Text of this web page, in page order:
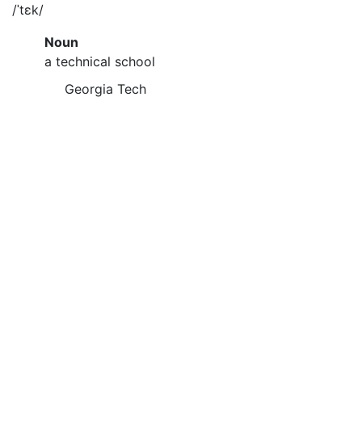
/ˈtɛk/
Noun
a technical school
Georgia Tech